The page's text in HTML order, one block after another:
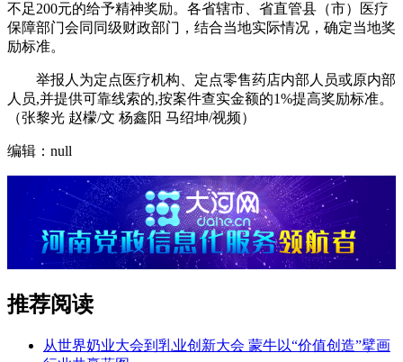
不足200元的给予精神奖励。各省辖市、省直管县（市）医疗
保障部门会同同级财政部门，结合当地实际情况，确定当地奖
励标准。
举报人为定点医疗机构、定点零售药店内部人员或原内部
人员,并提供可靠线索的,按案件查实金额的1%提高奖励标准。
（张黎光 赵檬/文 杨鑫阳 马绍坤/视频）
编辑：null
推荐阅读
从世界奶业大会到乳业创新大会 蒙牛以“价值创造”擘画